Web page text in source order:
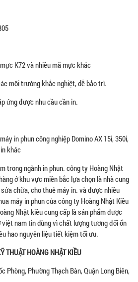
K72 và nhiều mã mực khác
môi trường khắc nghiệt, dễ bảo trì.
ứng được nhu cầu cần in.
in phun công nghiệp Domino AX 15i, 350i,
khác
trong ngành in phun. công ty Hoàng Nhật
ở khu vực miền bắc lựa chọn là nhà cung
chữa, cho thuê máy in. và được nhiều
máy in phun của công ty Hoàng Nhật Kiều
Nhật kiều cung cấp là sản phẩm được
nam tin dùng vì chất lượng tương đối ổn
hao nguyên liệu tiết kiệm tối ưu.
THUẬT HOÀNG NHẬT KIỀU
Phòng, Phường Thạch Bàn, Quận Long Biên,